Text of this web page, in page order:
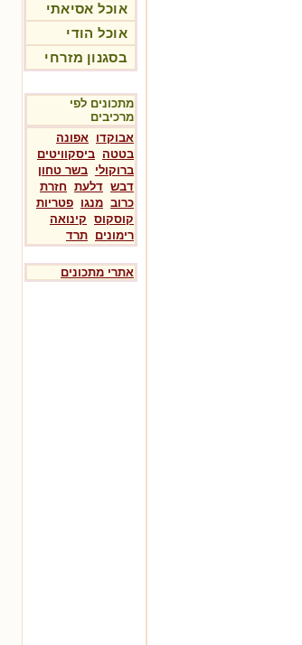
אוכל אסיאתי
אוכל הודי
בסגנון מזרחי
מתכונים לפי
מרכיבים
אבוקדו אפונה
בטטה ביסקוויטים
ברוקולי בשר טחון
דבש דלעת חזרת
כרוב מנגו פטריות
קוסקוס קינואה
רימונים תרד
אתרי מתכונים